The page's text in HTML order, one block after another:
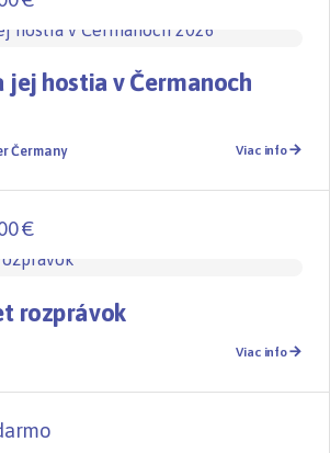
jej hostia v Čermanoch
Čermany Viac info
€
rozprávok
Viac info